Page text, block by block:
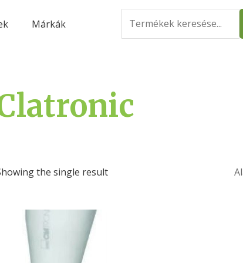
Márkák
for:
the single result